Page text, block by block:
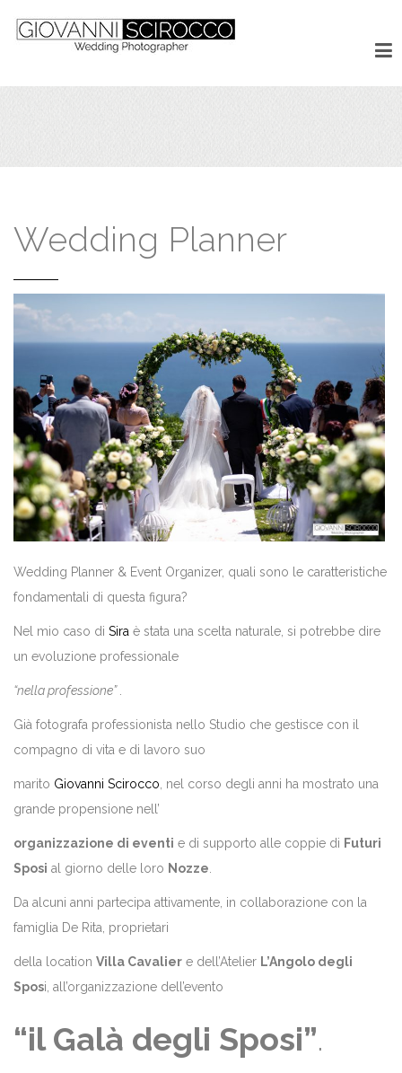
Wedding Planner
Wedding Planner & Event Organizer, quali sono le caratteristiche
fondamentali di questa figura?
Nel mio caso di Sira è stata una scelta naturale, si potrebbe dire
un evoluzione professionale
“nella professione”
Già fotografa professionista nello Studio che gestisce con il
compagno di vita e di lavoro suo
marito Giovanni Scirocco , nel corso degli anni ha mostrato una
grande propensione nell’
organizzazione di eventi e di supporto alle coppie di Futuri
Sposi al giorno delle loro Nozze
Da alcuni anni partecipa attivamente, in collaborazione con la
famiglia De Rita, proprietari
della location Villa Cavalier e dell’Atelier L’Angolo degli
Sposi , all’organizzazione dell’evento
“il Galà degli Sposi”.